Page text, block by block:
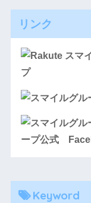
リンク
プ
ープ公式
Keyword